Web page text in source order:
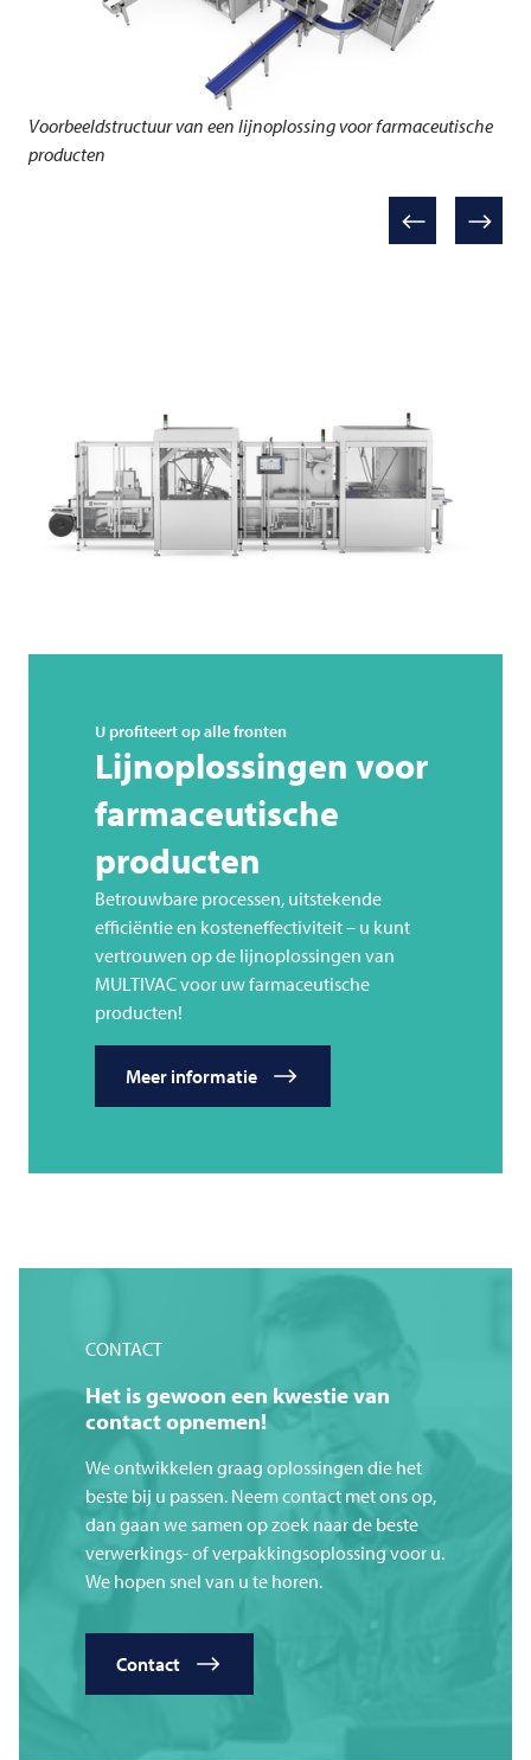
Voorbeeldstructuur van een lijnoplossing voor farmaceutische
producten
U profiteert op alle fronten
Lijnoplossingen voor
farmaceutische
producten
Betrouwbare processen, uitstekende
efficiëntie en kosteneffectiviteit – u kunt
vertrouwen op de lijnoplossingen van
MULTIVACvoor uw farmaceutische
producten!
Meer informatie
CONTACT
Het is gewoon een kwestie van
contact opnemen!
We ontwikkelen graag oplossingen die het
beste bij u passen. Neem contact met ons op,
dan gaan we samen op zoek naar de beste
verwerkings- of verpakkingsoplossing voor u.
We hopen snel van u te horen.
Contact